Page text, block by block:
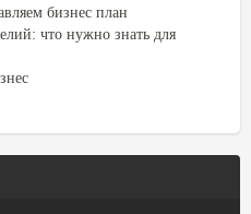
бизнес план
что нужно знать для